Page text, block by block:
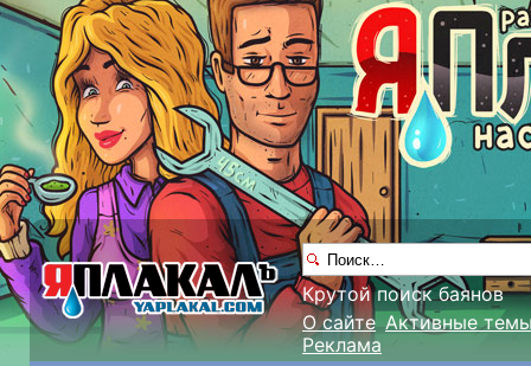
Крутой поиск баянов
О сайте Активные
Реклама